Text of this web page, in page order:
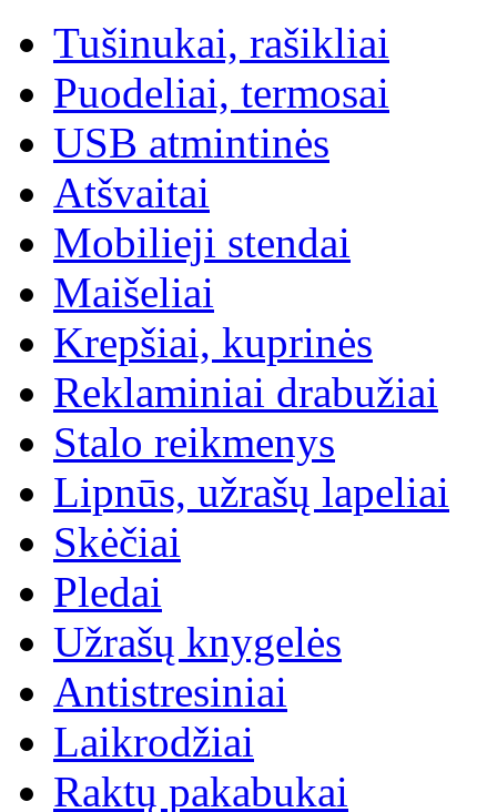
Tušinukai, rašikliai
Puodeliai, termosai
USB atmintinės
Atšvaitai
Mobilieji stendai
Maišeliai
Krepšiai, kuprinės
Reklaminiai drabužiai
Stalo reikmenys
Lipnūs, užrašų lapeliai
Skėčiai
Pledai
Užrašų knygelės
Antistresiniai
Laikrodžiai
Raktų pakabukai